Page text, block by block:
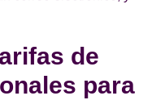
de
para